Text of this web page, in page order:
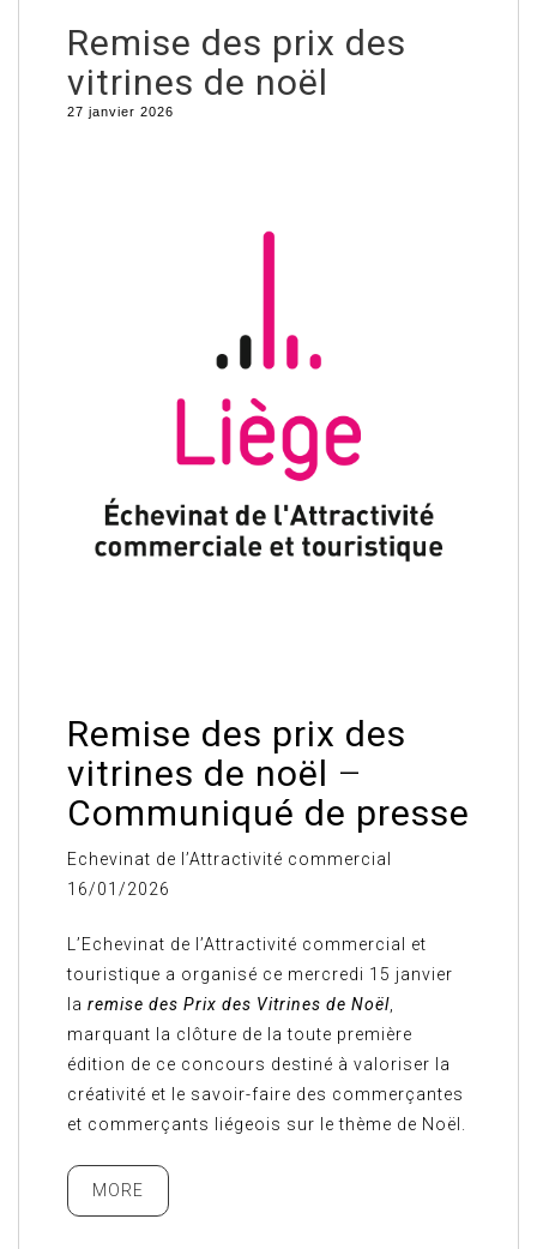
Remise des prix des
vitrines de noël
27 janvier 2026
Remise des prix des
vitrines de noël –
Communiqué de presse
Echevinat de l’Attractivité commercial
16/01/2026
L’Echevinat de l’Attractivité commercial et
touristique a organisé ce mercredi 15 janvier
la remise des Prix des Vitrines de Noël
marquant la clôture de la toute première
édition de ce concours destiné à valoriser la
créativité et le savoir-faire des commerçantes
et commerçants liégeois sur le thème de Noël.
MORE